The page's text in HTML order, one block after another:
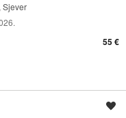
Sjever
55 €